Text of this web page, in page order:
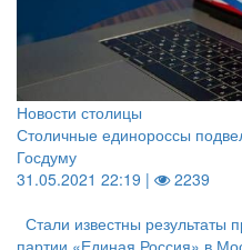
Новости столицы
Столичные единороссы
Госдуму
31.05.2021 22:19 |
2239
Стали известны результаты
партии «Единая Россия» в